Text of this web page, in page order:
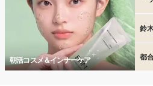
朝活コスメ＆インナーケア
鈴
都